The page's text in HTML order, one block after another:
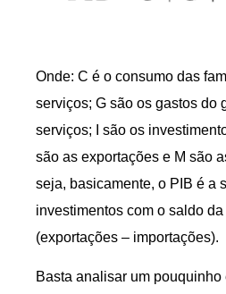
Onde: C é o consumo das
serviços; G são os gastos do
serviços; I são os
são as exportações e M são
seja, basicamente, o PIB é a
investimentos com o saldo
(exportações – importações).
Basta analisar um pouquinho